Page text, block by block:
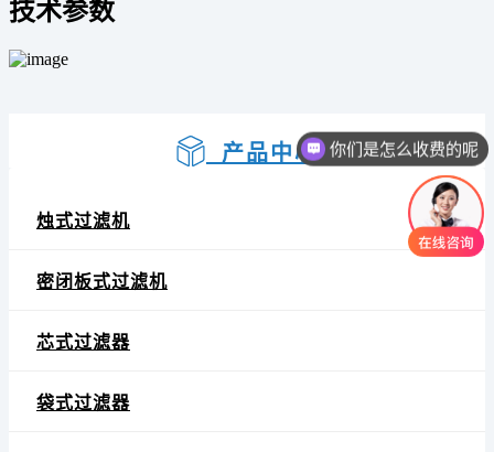
技术参数
产品中心
烛式过滤机
密闭板式过滤机
芯式过滤器
袋式过滤器
你们是怎么收费的呢